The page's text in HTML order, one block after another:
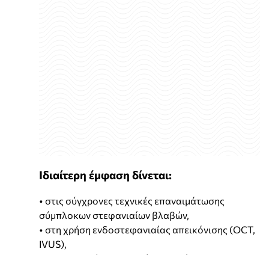
Ιδιαίτερη έμφαση δίνεται:
• στις σύγχρονες τεχνικές επαναιμάτωσης
σύμπλοκων στεφανιαίων βλαβών,
• στη χρήση ενδοστεφανιαίας απεικόνισης (OCT,
IVUS),